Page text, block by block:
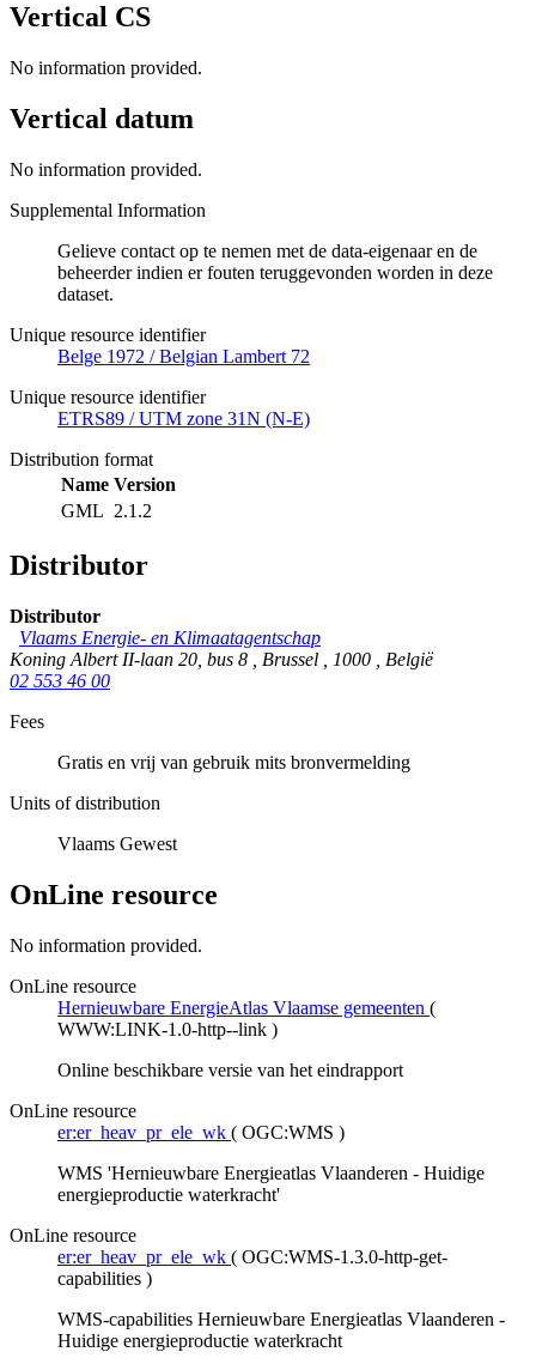
Vertical CS
No information provided.
Vertical datum
No information provided.
Supplemental Information
Gelieve contact op te nemen met de data-eigenaar en de
beheerder indien er fouten teruggevonden worden in deze
dataset.
Unique resource identifier
Belge 1972 / Belgian Lambert 72
Unique resource identifier
ETRS89 / UTM zone 31N (N-E)
Distribution format
Name Version
GML 2.1.2
Distributor
Distributor
Vlaams Energie- en Klimaatagentschap
Koning Albert II-laan 20, bus 8
Brussel 1000
België
02 553 46 00
Fees
Gratis en vrij van gebruik mits bronvermelding
Units of distribution
Vlaams Gewest
OnLine resource
No information provided.
OnLine resource
Hernieuwbare EnergieAtlas Vlaamse gemeenten (
WWW:LINK-1.0-http--link )
Online beschikbare versie van het eindrapport
OnLine resource
er:er_heav_pr_ele_wk ( OGC:WMS )
WMS 'Hernieuwbare Energieatlas Vlaanderen - Huidige
energieproductie waterkracht'
OnLine resource
er:er_heav_pr_ele_wk ( OGC:WMS-1.3.0-http-get-
capabilities )
WMS-capabilities Hernieuwbare Energieatlas Vlaanderen -
Huidige energieproductie waterkracht